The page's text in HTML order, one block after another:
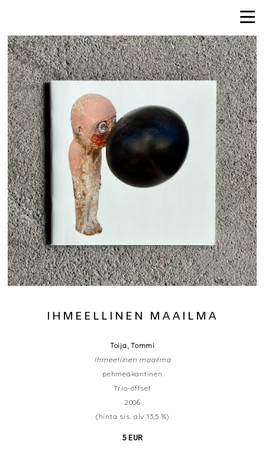
IHMEELLINEN MAAILMA
Toija, Tommi
Ihmeellinen maailma
pehmeäkantinen
Trio-offset
2006
(hinta sis. alv 13,5 %)
5 EUR